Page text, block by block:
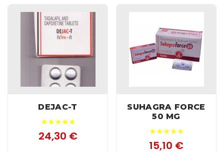
DEJAC-T
★★★★★
24,30 €
SUHAGRA FORCE
50 MG
★★★★★
15,10 €